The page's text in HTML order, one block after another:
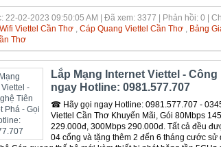
22-02-2023 09:50:05 AM | Đã xem: 3377 | Phản hồi: 0 |
Viettel Cần Thơ , Cáp Quang Viettel Cần Thơ , Bảng
Thơ
Lắp Mạng Internet Viettel -
ngay Hotline: 0981.577.707
☎ Hãy gọi ngay Hotline: 0981.577.707 -
Viettel Cần Thơ Khuyến Mãi, Gói 80Mbps
229.000đ, 300Mbps 290.000đ. Tất cả đều
04 cổng và tặng thêm 2 đến 6 tháng cước